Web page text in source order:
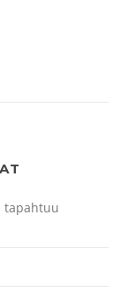
tapahtuu